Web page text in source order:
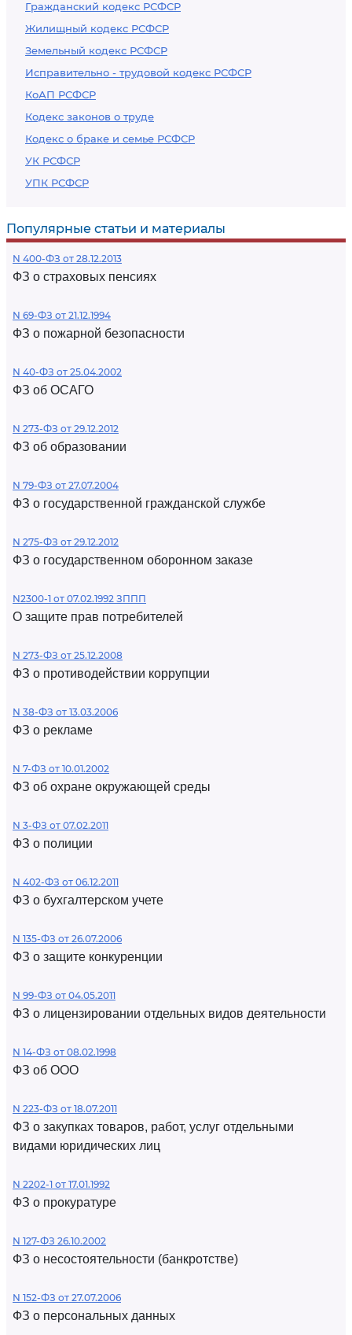
Гражданский кодекс РСФСР
Жилищный кодекс РСФСР
Земельный кодекс РСФСР
Исправительно - трудовой кодекс РСФСР
КоАП РСФСР
Кодекс законов о труде
Кодекс о браке и семье РСФСР
УК РСФСР
УПК РСФСР
Популярные статьи и материалы
N 400-ФЗ от 28.12.2013
ФЗ о страховых пенсиях
N 69-ФЗ от 21.12.1994
ФЗ о пожарной безопасности
N 40-ФЗ от 25.04.2002
ФЗ об ОСАГО
N 273-ФЗ от 29.12.2012
ФЗ об образовании
N 79-ФЗ от 27.07.2004
ФЗ о государственной гражданской службе
N 275-ФЗ от 29.12.2012
ФЗ о государственном оборонном заказе
N2300-1 от 07.02.1992 ЗППП
О защите прав потребителей
N 273-ФЗ от 25.12.2008
ФЗ о противодействии коррупции
N 38-ФЗ от 13.03.2006
ФЗ о рекламе
N 7-ФЗ от 10.01.2002
ФЗ об охране окружающей среды
N 3-ФЗ от 07.02.2011
ФЗ о полиции
N 402-ФЗ от 06.12.2011
ФЗ о бухгалтерском учете
N 135-ФЗ от 26.07.2006
ФЗ о защите конкуренции
N 99-ФЗ от 04.05.2011
ФЗ о лицензировании отдельных видов деятельности
N 14-ФЗ от 08.02.1998
ФЗ об ООО
N 223-ФЗ от 18.07.2011
ФЗ о закупках товаров, работ, услуг отдельными
видами юридических лиц
N 2202-1 от 17.01.1992
ФЗ о прокуратуре
N 127-ФЗ 26.10.2002
ФЗ о несостоятельности (банкротстве)
N 152-ФЗ от 27.07.2006
ФЗ о персональных данных